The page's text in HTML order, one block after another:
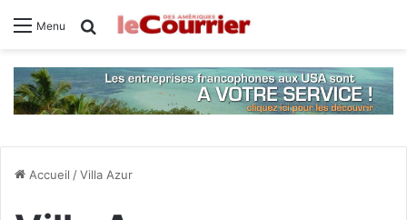
Menu Rechercher
Accueil /Villa Azur